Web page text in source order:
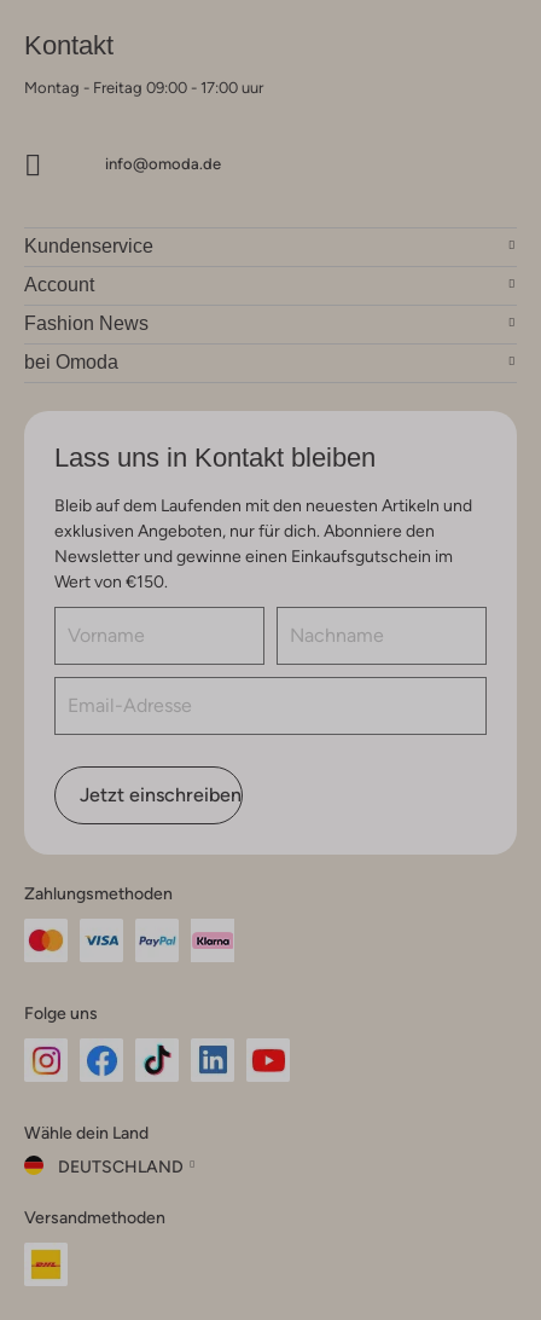
Kontakt
Montag - Freitag 09:00 - 17:00 uur
info@omoda.de
Kundenservice
Account
Fashion News
bei Omoda
Lass uns in Kontakt bleiben
Bleib auf dem Laufenden mit den neuesten Artikeln und
exklusiven Angeboten, nur für dich. Abonniere den
Newsletter und gewinne einen Einkaufsgutschein im
Wert von €150.
Jetzt einschreiben
Zahlungsmethoden
Folge uns
Instagram
Facebook
TikTok
Wähle dein Land
DEUTSCHLAND
dein
Land
Versandmethoden